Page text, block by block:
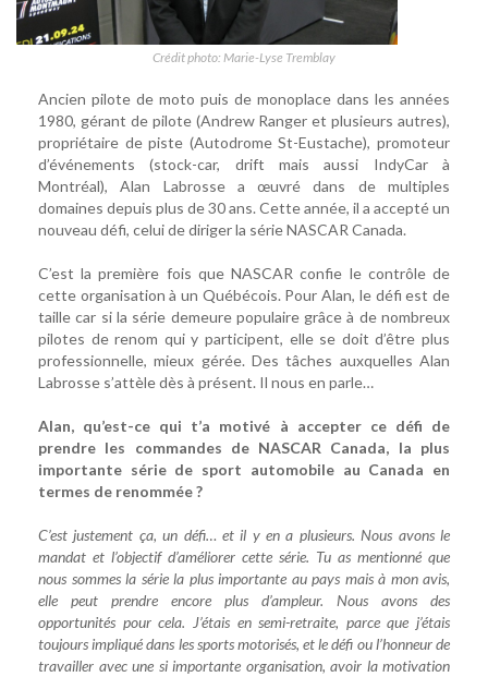
Crédit photo: Marie-Lyse Tremblay
Ancien pilote de moto puis de monoplace dans les années
1980, gérant de pilote (Andrew Ranger et plusieurs autres),
propriétaire de piste (Autodrome St-Eustache), promoteur
d’événements (stock-car, drift mais aussi IndyCar à
Montréal), Alan Labrosse a œuvré dans de multiples
domaines depuis plus de 30 ans. Cette année, il a accepté un
nouveau défi, celui de diriger la série NASCAR Canada.
C’est la première fois que NASCAR confie le contrôle de
cette organisation à un Québécois. Pour Alan, le défi est de
taille car si la série demeure populaire grâce à de nombreux
pilotes de renom qui y participent, elle se doit d’être plus
professionnelle, mieux gérée. Des tâches auxquelles Alan
Labrosse s’attèle dès à présent. Il nous en parle…
Alan, qu’est-ce qui t’a motivé à accepter ce défi de
prendre les commandes de NASCAR Canada, la plus
importante série de sport automobile au Canada en
termes de renommée ?
C’est justement ça, un défi… et il y en a plusieurs. Nous avons le
mandat et l’objectif d’améliorer cette série. Tu as mentionné que
nous sommes la série la plus importante au pays mais à mon avis,
elle peut prendre encore plus d’ampleur. Nous avons des
opportunités pour cela. J’étais en semi-retraite, parce que j’étais
toujours impliqué dans les sports motorisés, et le défi ou l’honneur de
travailler avec une si importante organisation, avoir la motivation